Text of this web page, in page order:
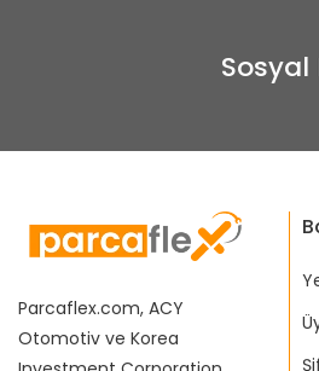
Sosyal
Parcaflex.com, ACY
Otomotiv ve Korea